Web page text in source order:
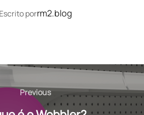
AUTOR DO POST
Escrito porrm2.blog
Previous
Previous